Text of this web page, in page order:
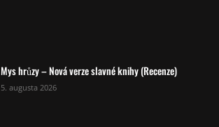
Mys hrůzy – Nová verze slavné knihy (Recenze)
5. augusta 2026